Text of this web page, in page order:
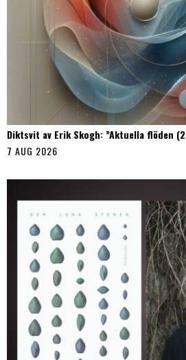
Diktsvit av Erik Skogh: ”Aktuella flöden
7 AUG 2026